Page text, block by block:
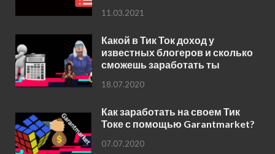
11.03.2021
Какой в Тик Ток доход у
известных блогеров и сколько
сможешь заработать ты
18.07.2020
Как заработать на своем Тик
Токе с помощью Garantmarket?
07.07.2020